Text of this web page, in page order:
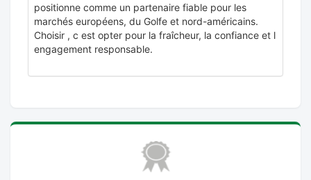
positionne comme un partenaire fiable pour les
marchés européens, du Golfe et nord-américains.
Choisir , c est opter pour la fraîcheur, la confiance et l
engagement responsable.